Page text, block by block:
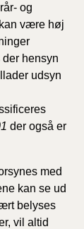
og
være høj
hensyn
udsyn
der også er
med
kan se ud
belyses
vil altid